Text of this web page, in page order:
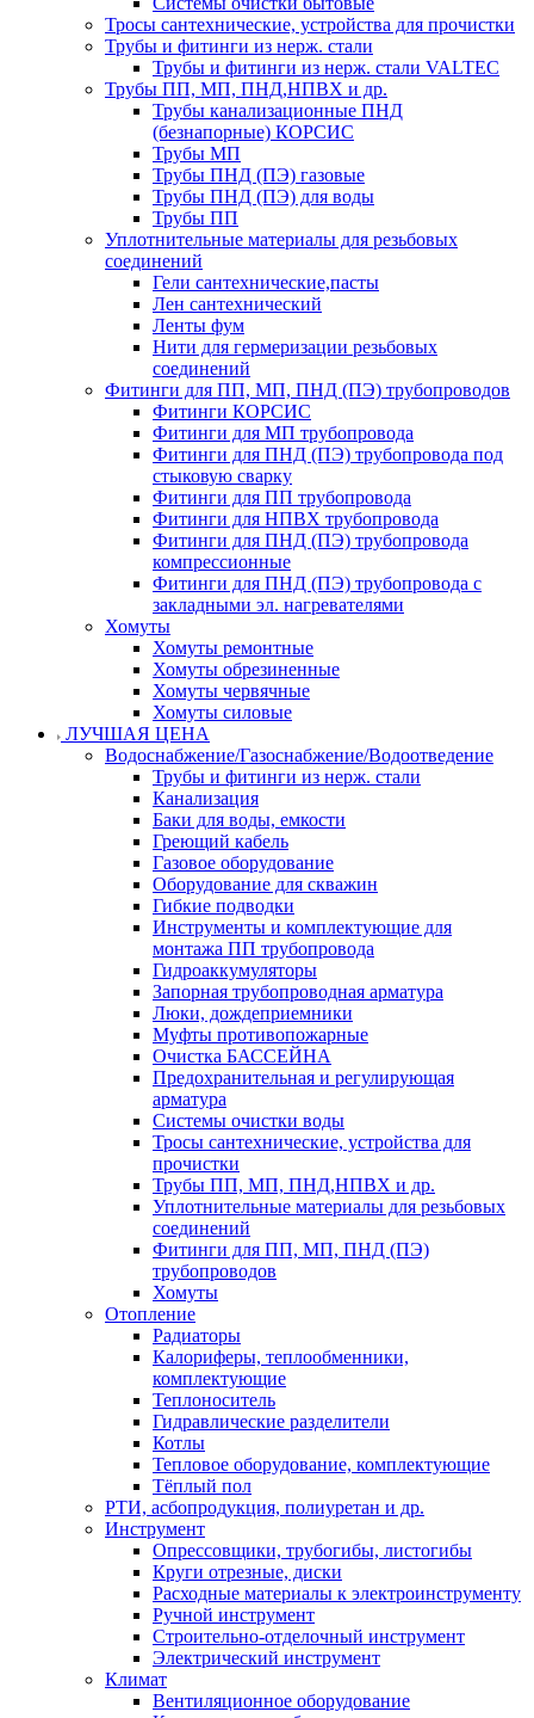
Тросы сантехнические, устройства для прочистки
Трубы и фитинги из нерж. стали
Трубы и фитинги из нерж. стали VALTEC
Трубы ПП, МП, ПНД,НПВХ и др.
Трубы канализационные ПНД
(безнапорные) КОРСИС
Трубы МП
Трубы ПНД (ПЭ) газовые
Трубы ПНД (ПЭ) для воды
Трубы ПП
Уплотнительные материалы для резьбовых
соединений
Гели сантехнические,пасты
Лен сантехнический
Ленты фум
Нити для гермеризации резьбовых
соединений
Фитинги для ПП, МП, ПНД (ПЭ) трубопроводов
Фитинги КОРСИС
Фитинги для МП трубопровода
Фитинги для ПНД (ПЭ) трубопровода под
стыковую сварку
Фитинги для ПП трубопровода
Фитинги для НПВХ трубопровода
Фитинги для ПНД (ПЭ) трубопровода
компрессионные
Фитинги для ПНД (ПЭ) трубопровода с
закладными эл. нагревателями
Хомуты
Хомуты ремонтные
Хомуты обрезиненные
Хомуты червячные
Хомуты силовые
ЛУЧШАЯ ЦЕНА
Водоснабжение/Газоснабжение/Водоотведение
Трубы и фитинги из нерж. стали
Канализация
Баки для воды, емкости
Греющий кабель
Газовое оборудование
Оборудование для скважин
Гибкие подводки
Инструменты и комплектующие для
монтажа ПП трубопровода
Гидроаккумуляторы
Запорная трубопроводная арматура
Люки, дождеприемники
Муфты противопожарные
Очистка БАССЕЙНА
Предохранительная и регулирующая
арматура
Системы очистки воды
Тросы сантехнические, устройства для
прочистки
Трубы ПП, МП, ПНД,НПВХ и др.
Уплотнительные материалы для резьбовых
соединений
Фитинги для ПП, МП, ПНД (ПЭ)
трубопроводов
Хомуты
Отопление
Радиаторы
Калориферы, теплообменники,
комплектующие
Теплоноситель
Гидравлические разделители
Котлы
Тепловое оборудование, комплектующие
Тёплый пол
РТИ, асбопродукция, полиуретан и др.
Инструмент
Опрессовщики, трубогибы, листогибы
Круги отрезные, диски
Расходные материалы к электроинструменту
Ручной инструмент
Строительно-отделочный инструмент
Электрический инструмент
Климат
Вентиляционное оборудование